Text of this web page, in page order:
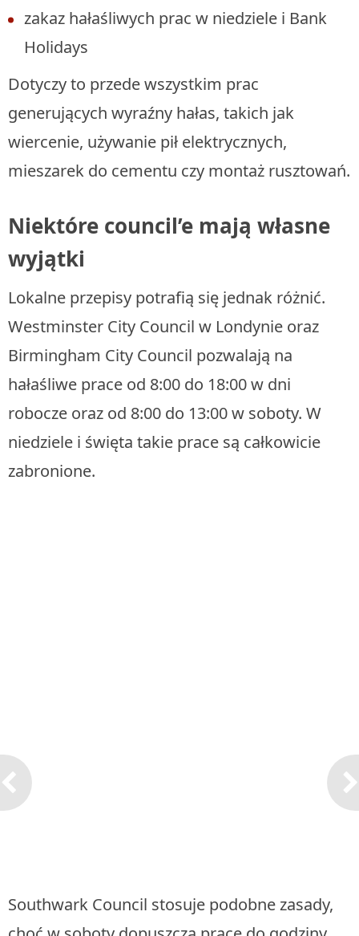
zakaz hałaśliwych prac w niedziele i Bank
Holidays
Dotyczy to przede wszystkim prac
generujących wyraźny hałas, takich jak
wiercenie, używanie pił elektrycznych,
mieszarek do cementu czy montaż rusztowań.
Niektóre council’e mają własne
wyjątki
Lokalne przepisy potrafią się jednak różnić.
Westminster City Council w Londynie oraz
Birmingham City Council pozwalają na
hałaśliwe prace od 8:00 do 18:00 w dni
robocze oraz od 8:00 do 13:00 w soboty. W
niedziele i święta takie prace są całkowicie
zabronione.
Southwark Council stosuje podobne zasady,